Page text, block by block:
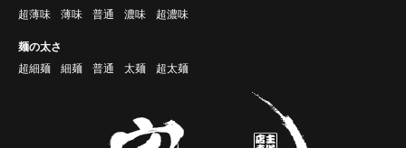
超薄味
薄味 普通 濃味 超濃味
麺の太さ
超細麺
細麺 普通 太麺 超太麺